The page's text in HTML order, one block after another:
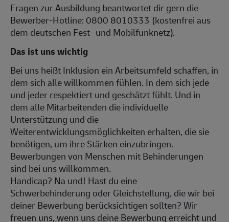
Fragen zur Ausbildung beantwortet dir gern die
Bewerber-Hotline: 0800 8010333 (kostenfrei aus
dem deutschen Fest- und Mobilfunknetz).
Das ist uns wichtig
Bei uns heißt Inklusion ein Arbeitsumfeld schaffen, in
dem sich alle willkommen fühlen. In dem sich jede
und jeder respektiert und geschätzt fühlt. Und in
dem alle Mitarbeitenden die individuelle
Unterstützung und die
Weiterentwicklungsmöglichkeiten erhalten, die sie
benötigen, um ihre Stärken einzubringen.
Bewerbungen von Menschen mit Behinderungen
sind bei uns willkommen.
Handicap? Na und! Hast du eine
Schwerbehinderung oder Gleichstellung, die wir bei
deiner Bewerbung berücksichtigen sollten? Wir
freuen uns, wenn uns deine Bewerbung erreicht und